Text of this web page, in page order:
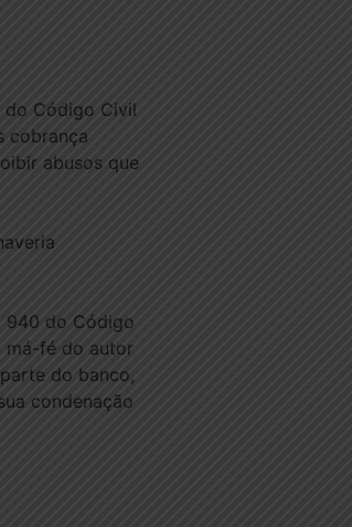
do Código Civil
cobrança
abusos que
940 do Código
má-fé do autor
do banco,
condenação